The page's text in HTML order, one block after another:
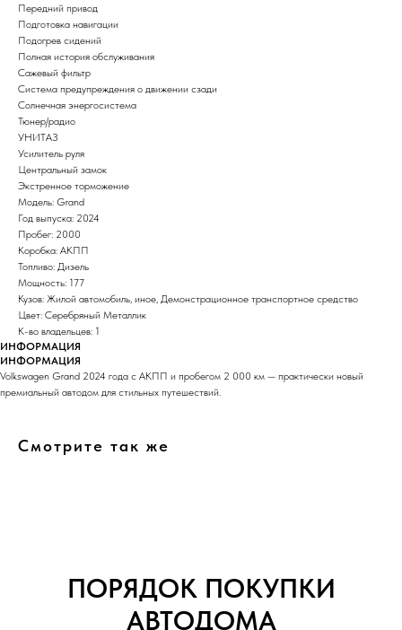
Передний привод
Подготовка навигации
Подогрев сидений
Полная история обслуживания
Сажевый фильтр
Система предупреждения о движении сзади
Солнечная энергосистема
Тюнер/радио
УНИТАЗ
Усилитель руля
Центральный замок
Экстренное торможение
Модель: Grand
Год выпуска: 2024
Пробег: 2000
Коробка: АКПП
Топливо: Дизель
Мощность: 177
Кузов: Жилой автомобиль, иное, Демонстрационное транспортное средство
Цвет: Серебряный Металлик
К-во владельцев: 1
ИНФОРМАЦИЯ
ИНФОРМАЦИЯ
Volkswagen Grand 2024 года с АКПП и пробегом 2 000 км — практически новый
премиальный автодом для стильных путешествий.
Смотрите так же
ПОРЯДОК ПОКУПКИ
АВТОДОМА